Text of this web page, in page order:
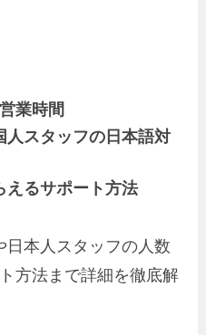
業時間
人スタッフの日本語対
えるサポート方法
日本人スタッフの人数
方法まで詳細を徹底解